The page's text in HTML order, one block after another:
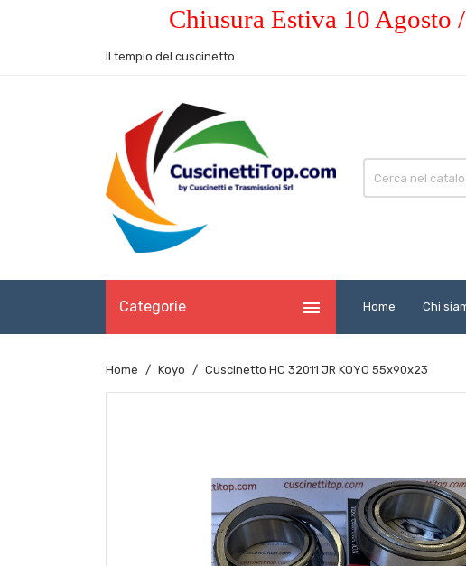
Chiusura Estiva 10 Agosto
Il tempio del cuscinetto
Categorie  Home Chi
Home Koyo Cuscinetto HC 32011 JR KOYO 55x90x23